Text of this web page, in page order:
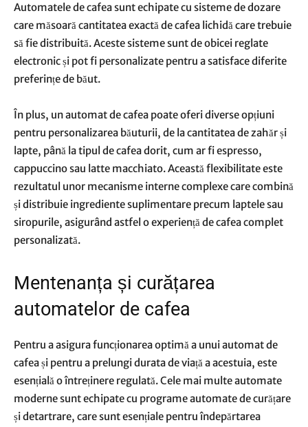
Automatele de cafea sunt echipate cu sisteme de dozare
care măsoară cantitatea exactă de cafea lichidă care trebuie
să fie distribuită. Aceste sisteme sunt de obicei reglate
electronic și pot fi personalizate pentru a satisface diferite
preferințe de băut.
În plus, un automat de cafea poate oferi diverse opțiuni
pentru personalizarea băuturii, de la cantitatea de zahăr și
lapte, până la tipul de cafea dorit, cum ar fi espresso,
cappuccino sau latte macchiato. Această flexibilitate este
rezultatul unor mecanisme interne complexe care combină
și distribuie ingrediente suplimentare precum laptele sau
siropurile, asigurând astfel o experiență de cafea complet
personalizată.
Mentenanța și curățarea
automatelor de cafea
Pentru a asigura funcționarea optimă a unui automat de
cafea și pentru a prelungi durata de viață a acestuia, este
esențială o întreținere regulată. Cele mai multe automate
moderne sunt echipate cu programe automate de curățare
și detartrare, care sunt esențiale pentru îndepărtarea